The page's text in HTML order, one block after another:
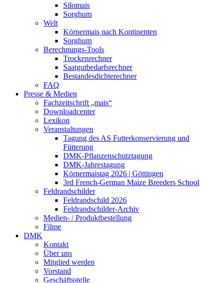
Silomais
Sorghum
Welt
Körnermais nach Kontinenten
Sorghum
Berechnungs-Tools
Trockenrechner
Saatgutbedarfsrechner
Bestandesdichterechner
FAQ
Presse & Medien
Fachzeitschrift „mais“
Downloadcenter
Lexikon
Veranstaltungen
Tagung des AS Futterkonservierung und
Fütterung
DMK-Pflanzenschutztagung
DMK-Jahrestagung
Körnermaistag 2026 | Göttingen
3rd French-German Maize Breeders School
Feldrandschilder
Feldrandschild 2026
Feldrandschilder-Archiv
Medien- / Produktbestellung
Filme
DMK
Kontakt
Über uns
Mitglied werden
Vorstand
Geschäftsstelle